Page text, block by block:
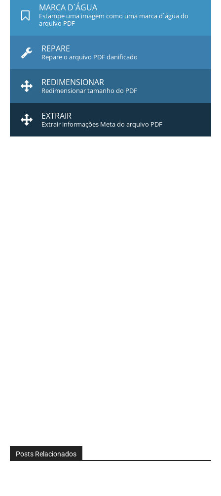
MARCA D`ÁGUA
Estampe uma imagem como uma marca d`água do
arquivo PDF
REPARE
Repare o arquivo PDF danificado
REDIMENSIONAR
Redimensionar tamanho do PDF
EXTRAIR
Extrair informações Meta do arquivo PDF
Posts Relacionados